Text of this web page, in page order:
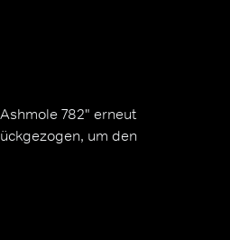
782" erneut
um den